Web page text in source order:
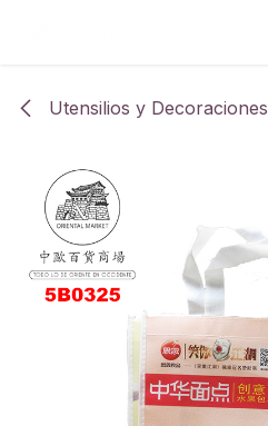
Utensilios y Decoraciones